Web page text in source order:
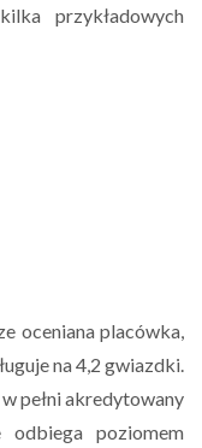
przykładowych
oceniana placówka,
na 4,2 gwiazdki.
pełni akredytowany
poziomem